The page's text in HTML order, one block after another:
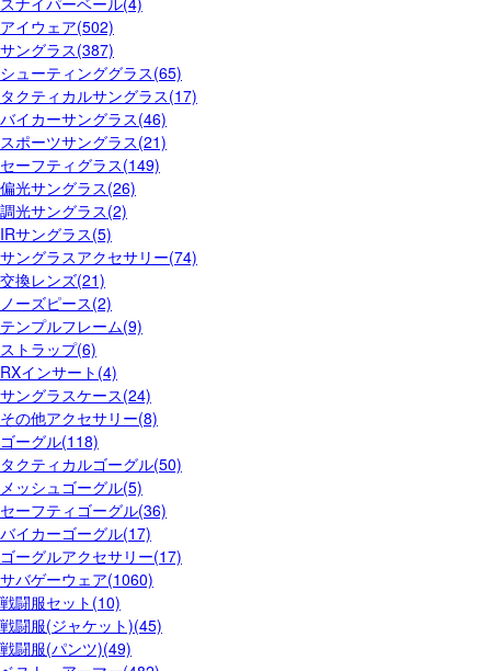
アイウェア(502)
サングラス(387)
シューティンググラス(65)
タクティカルサングラス(17)
バイカーサングラス(46)
スポーツサングラス(21)
セーフティグラス(149)
偏光サングラス(26)
調光サングラス(2)
IRサングラス(5)
サングラスアクセサリー(74)
交換レンズ(21)
ノーズピース(2)
テンプルフレーム(9)
ストラップ(6)
RXインサート(4)
サングラスケース(24)
その他アクセサリー(8)
ゴーグル(118)
タクティカルゴーグル(50)
メッシュゴーグル(5)
セーフティゴーグル(36)
バイカーゴーグル(17)
ゴーグルアクセサリー(17)
サバゲーウェア(1060)
戦闘服セット(10)
戦闘服(ジャケット)(45)
戦闘服(パンツ)(49)